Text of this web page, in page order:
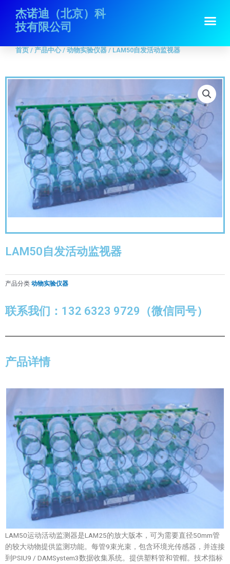
杰诺迪（北京）科
技有限公司
首页/产品中心 动物实验仪器/ LAM50自发活动监视器
首页 / 产品中心/ 动物实验仪器 / LAM50自发活动监视器
LAM50自发活动监视器
产品分类 动物实验仪器
联系我们：132 6323 9729（微信同号）
产品详情
LAM50运动活动监测器是LAM25的放大版本，可为需要直径50mm管
的较大动物提供监测功能。每管9束光束，包含环境光传感器，并连接
到PSIU9 / DAMSystem3数据收集系统。提供塑料管和管帽。技术指标